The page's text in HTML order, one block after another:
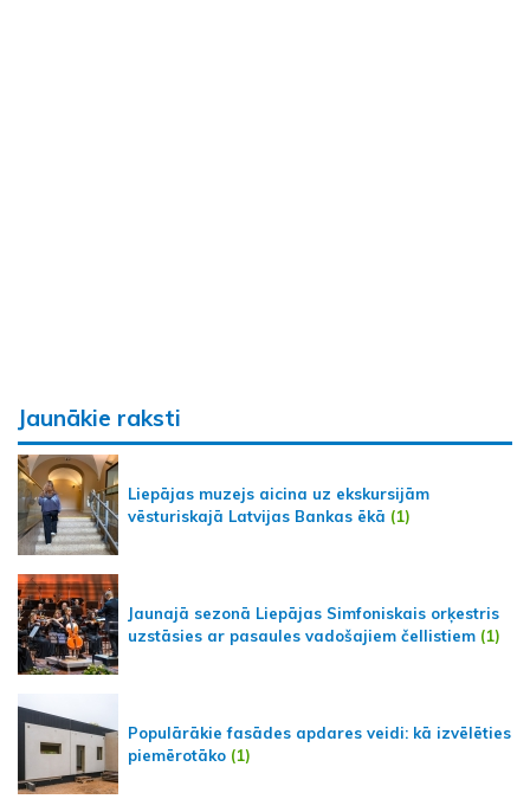
Jaunākie raksti
Liepājas muzejs aicina uz ekskursijām
vēsturiskajā Latvijas Bankas ēkā (1)
Jaunajā sezonā Liepājas Simfoniskais orķestris
uzstāsies ar pasaules vadošajiem čellistiem (1)
Populārākie fasādes apdares veidi: kā izvēlēties
piemērotāko (1)